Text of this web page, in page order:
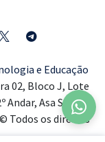
e Educação
02, Bloco J, Lote
Andar, Asa Sul,
© Todos os direitos